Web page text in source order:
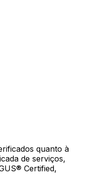
quanto à
de serviços,
Certified,